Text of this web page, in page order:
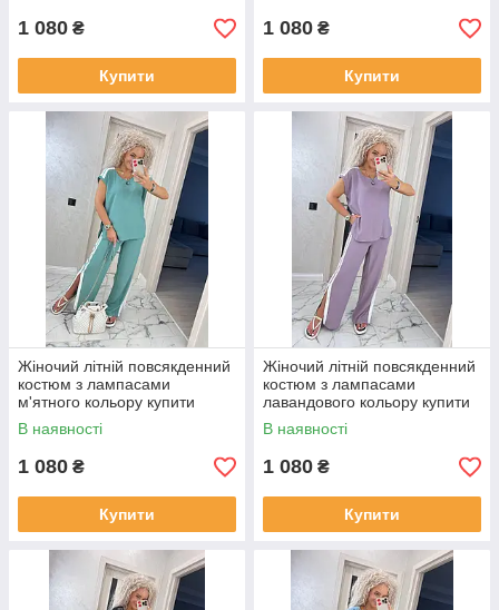
1 080 ₴
Купити
1 080 ₴
Купити
Жіночий літній повсякденний
костюм з лампасами
м'ятного кольору купити
недорого
В наявності
1 080 ₴
Купити
Жіночий літній повсякденний
костюм з лампасами
лавандового кольору купити
недорого
В наявності
1 080 ₴
Купити